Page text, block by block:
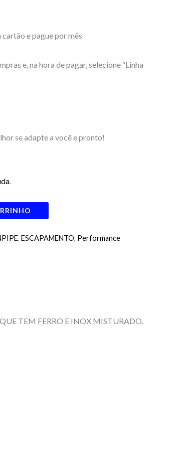
e pague por mês
e, na hora de pagar, selecione “Linha
se adapte a você e pronto!
.
, ESCAPAMENTO, Performance
TEM FERRO E INOX MISTURADO.